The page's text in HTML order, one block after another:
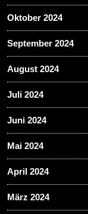
Oktober 2024
September 2024
August 2024
Juli 2024
Juni 2024
Mai 2024
April 2024
März 2024